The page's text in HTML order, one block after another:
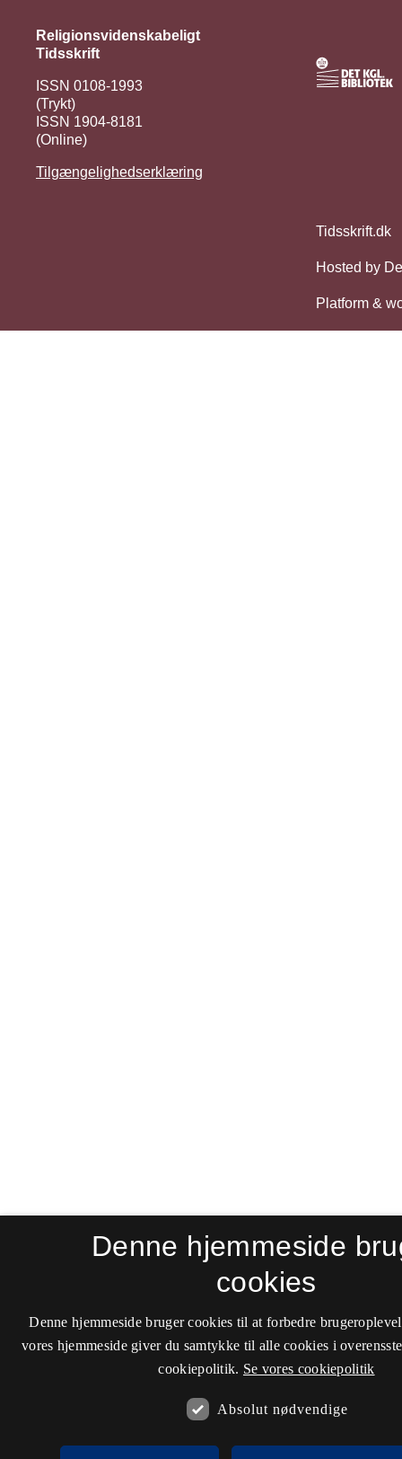
Religionsvidenskabeligt
Tidsskrift
ISSN 0108-1993
(Trykt)
ISSN 1904-8181
(Online)
Tilgængelighedserklæring
Denne hjemmeside
cookies
Denne hjemmeside bruger cookies til at forbedre
vores hjemmeside giver du samtykke til alle cookies i
cookiepolitik. Se vores cookiepolitik
Absolut nødvendige